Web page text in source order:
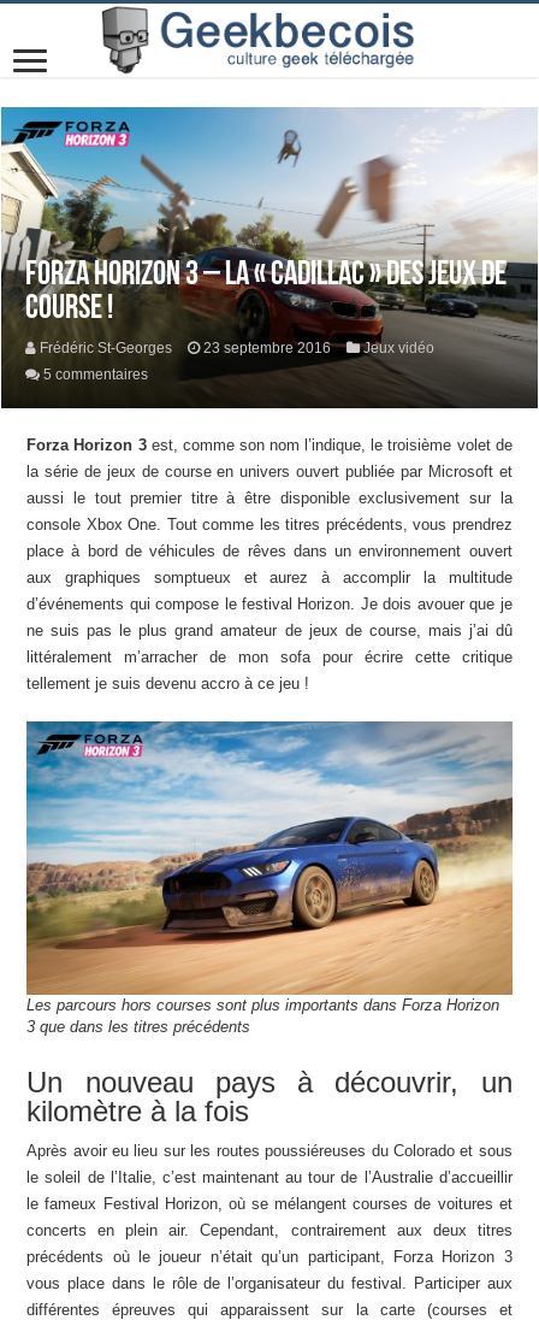
Forza Horizon 3 – La « Cadillac » des jeux de
course !
Frédéric St-Georges 23 septembre 2016
Jeux vidéo
5 commentaires
Forza Horizon 3est, comme son nom l’indique, le troisième volet de
la série de jeux de course en univers ouvert publiée par Microsoft et
aussi le tout premier titre à être disponible exclusivement sur la
console Xbox One. Tout comme les titres précédents, vous prendrez
place à bord de véhicules de rêves dans un environnement ouvert
aux graphiques somptueux et aurez à accomplir la multitude
d’événements qui compose le festival Horizon. Je dois avouer que je
ne suis pas le plus grand amateur de jeux de course, mais j’ai dû
littéralement m’arracher de mon sofa pour écrire cette critique
tellement je suis devenu accro à ce jeu !
Les parcours hors courses sont plus importants dans Forza Horizon
3 que dans les titres précédents
Un nouveau pays à découvrir, un
kilomètre à la fois
Après avoir eu lieu sur les routes poussiéreuses du Colorado et sous
le soleil de l’Italie, c’est maintenant au tour de l’Australie d’accueillir
le fameux Festival Horizon, où se mélangent courses de voitures et
concerts en plein air. Cependant, contrairement aux deux titres
précédents où le joueur n’était qu’un participant, Forza Horizon 3
vous place dans le rôle de l’organisateur du festival. Participer aux
différentes épreuves qui apparaissent sur la carte (courses et